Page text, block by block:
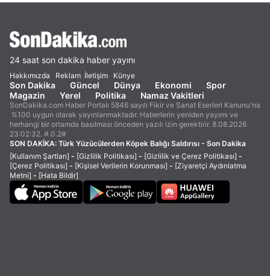
24 saat son dakika haber yayını
Hakkımızda Reklam İletişim Künye
Son Dakika Güncel Dünya Ekonomi
Spor
Magazin
Yerel Politika Namaz Vakitleri
SonDakika.com Haber Portalı 5846 sayılı Fikir ve Sanat Eserleri Kanunu'na
%100 uygun olarak yayınlanmaktadır. Haberlerin yeniden yayımı ve
herhangi bir ortamda basılması önceden yazılı izin gerektirir. 8.08.2026
23:02:32. #.0.2#
SON DAKİKA: Türk Yüzücülerden Köpek Balığı Saldırısı - Son Dakika
[Kullanım Şartları] - [Gizlilik Politikası] - [Gizlilik ve Çerez Politikası] -
[Çerez Politikası] - [Kişisel Verilerin Korunması] - [Ziyaretçi Aydınlatma
Metni] - [Hata Bildir]